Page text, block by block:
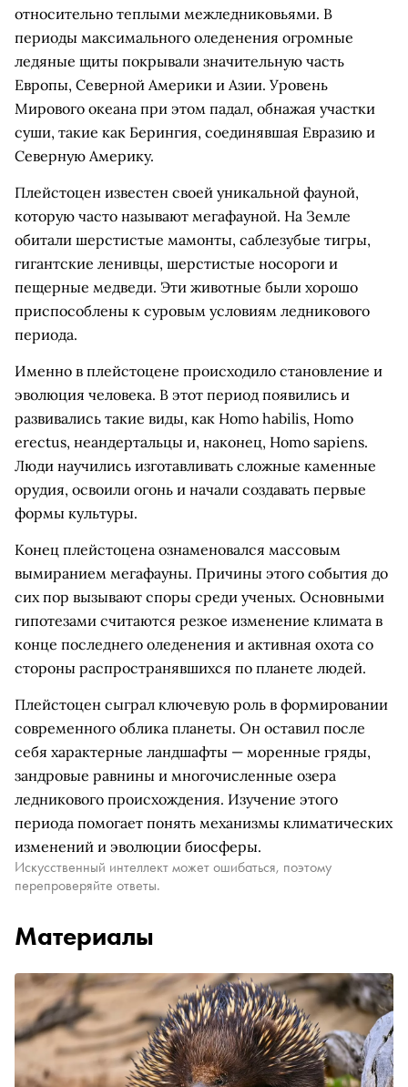
относительно теплыми межледниковьями. В
периоды максимального оледенения огромные
ледяные щиты покрывали значительную часть
Европы, Северной Америки и Азии. Уровень
Мирового океана при этом падал, обнажая участки
суши, такие как Берингия, соединявшая Евразию и
Северную Америку.
Плейстоцен известен своей уникальной фауной,
которую часто называют мегафауной. На Земле
обитали шерстистые мамонты, саблезубые тигры,
гигантские ленивцы, шерстистые носороги и
пещерные медведи. Эти животные были хорошо
приспособлены к суровым условиям ледникового
периода.
Именно в плейстоцене происходило становление и
эволюция человека. В этот период появились и
развивались такие виды, как Homo habilis, Homo
erectus, неандертальцы и, наконец, Homo sapiens.
Люди научились изготавливать сложные каменные
орудия, освоили огонь и начали создавать первые
формы культуры.
Конец плейстоцена ознаменовался массовым
вымиранием мегафауны. Причины этого события до
сих пор вызывают споры среди ученых. Основными
гипотезами считаются резкое изменение климата в
конце последнего оледенения и активная охота со
стороны распространявшихся по планете людей.
Плейстоцен сыграл ключевую роль в формировании
современного облика планеты. Он оставил после
себя характерные ландшафты — моренные гряды,
зандровые равнины и многочисленные озера
ледникового происхождения. Изучение этого
периода помогает понять механизмы климатических
изменений и эволюции биосферы.
Искусственный интеллект может ошибаться, поэтому
перепроверяйте ответы.
Материалы